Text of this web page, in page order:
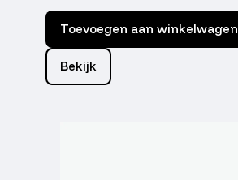
Toevoegen aan winkelwagen
Bekijk